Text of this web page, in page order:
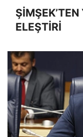
ŞİMŞEK’TEN
ELEŞTİRİ